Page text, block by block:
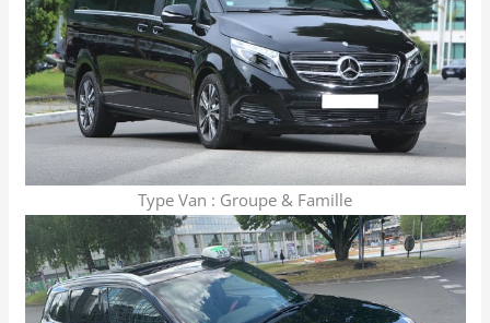
Type Van : Groupe & Famille